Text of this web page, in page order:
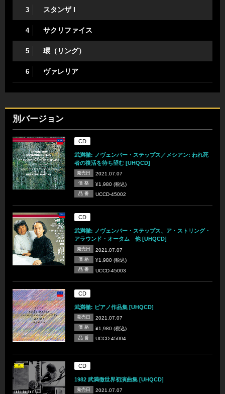
3 スタンザ I
4 サクリファイス
5 環（リング）
6 ヴァレリア
別バージョン
CD
武満徹: ノヴェンバー・ステップス／メシアン: われ死
者の復活を待ち望む [UHQCD]
発売日 2021.07.07
価 格 ¥1,980 (税込)
品 番 UCCD-45002
CD
武満徹: ノヴェンバー・ステップス、ア・ストリング・
アラウンド・オータム 他 [UHQCD]
発売日 2021.07.07
価 格 ¥1,980 (税込)
品 番 UCCD-45003
CD
武満徹: ピアノ作品集 [UHQCD]
発売日 2021.07.07
価 格 ¥1,980 (税込)
品 番 UCCD-45004
CD
1982 武満徹世界初演曲集 [UHQCD]
発売日 2021.07.07